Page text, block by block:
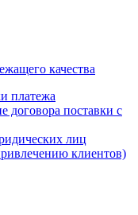
качества
платежа
договора поставки с
лиц
клиентов)